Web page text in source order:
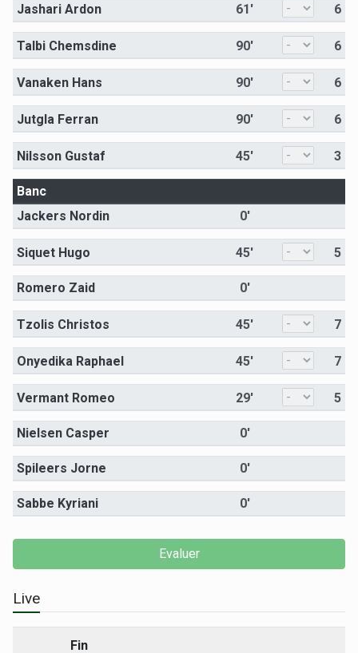
Jashari Ardon 61' 6
Talbi Chemsdine 90' 6
Vanaken Hans 90' 6
Jutgla Ferran 90' 6
Nilsson Gustaf 45' 3
Banc
Jackers Nordin
0'
Siquet Hugo 45' 5
Romero Zaid 0'
Tzolis Christos 45' 7
Onyedika Raphael 45' 7
Vermant Romeo 29' 5
Nielsen Casper 0'
Spileers Jorne 0'
Sabbe Kyriani 0'
Live
Fin